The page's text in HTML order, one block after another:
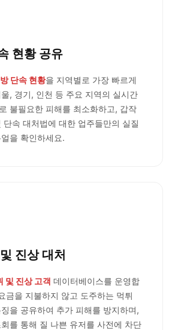
현황 공유
단속 현황을 지역별로 가장 빠르게
, 경기, 인천 등 주요 지역의 실시간
불필요한 피해를 최소화하고, 갑작
단속 대처법에 대한 업주들만의 실질
을 확인하세요.
진상 대처
및 진상 고객 데이터베이스를 운영합
금을 지불하지 않고 도주하는 먹튀
을 공유하여 추가 피해를 방지하며,
를 통해 질 나쁜 유저를 사전에 차단